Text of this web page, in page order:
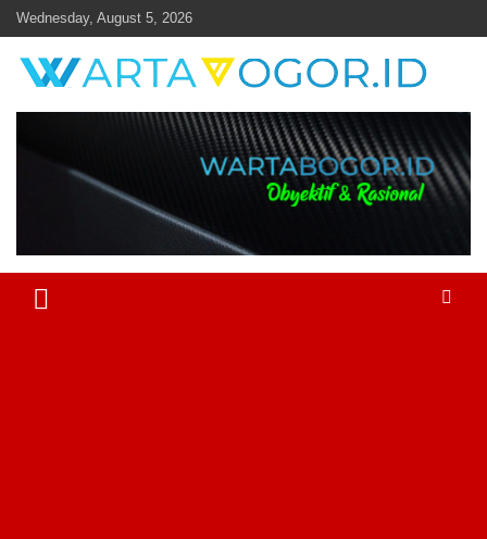
Skip
to
content
Wednesday, August 5, 2026
Warta Bogor